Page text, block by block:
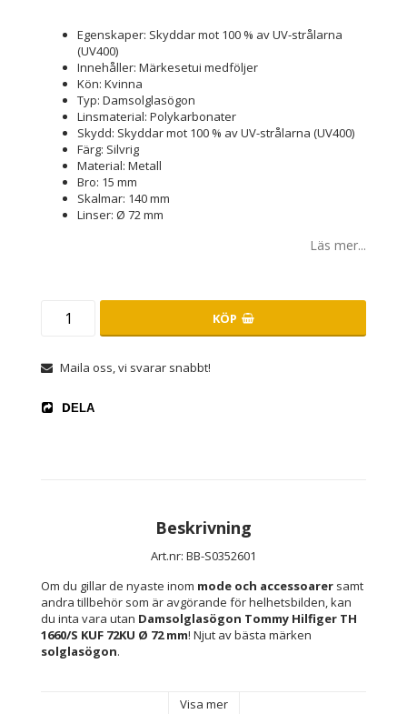
Egenskaper: Skyddar mot 100 % av UV-strålarna
(UV400)
Innehåller: Märkesetui medföljer
Kön: Kvinna
Typ: Damsolglasögon
Linsmaterial: Polykarbonater
Skydd: Skyddar mot 100 % av UV-strålarna (UV400)
Färg: Silvrig
Material: Metall
Bro: 15 mm
Skalmar: 140 mm
Linser: Ø 72 mm
Läs mer...
KÖP
Maila oss, vi svarar snabbt!
DELA
Beskrivning
Art.nr: BB-S0352601
Om du gillar de nyaste inom mode och accessoarer samt
andra tillbehör som är avgörande för helhetsbilden, kan
du inta vara utan Damsolglasögon Tommy Hilfiger TH
1660/S KUF 72KU Ø 72 mm
solglasögon.
Visa mer